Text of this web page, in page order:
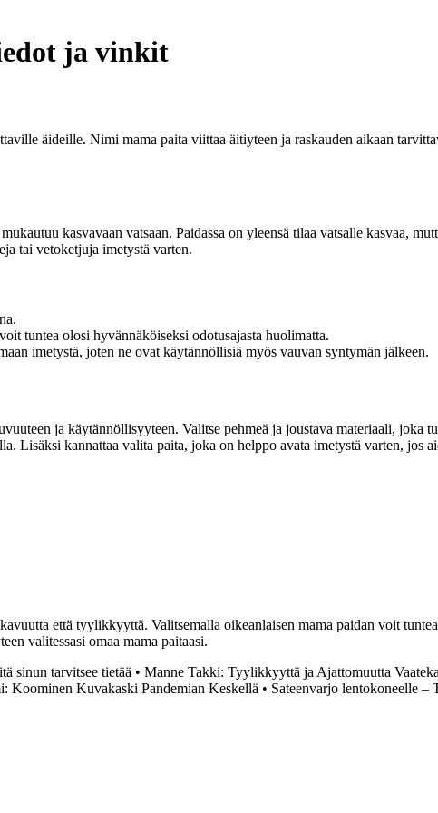
ja vinkit
äideille. Nimi mama paita viittaa äitiyteen ja raskauden aikaan
kasvavaan vatsaan. Paidassa on yleensä tilaa vatsalle kasvaa,
tai vetoketjuja imetystä varten.
tuntea olosi hyvännäköiseksi odotusajasta huolimatta.
imetystä, joten ne ovat käytännöllisiä myös vauvan syntymän jälkeen.
ja käytännöllisyyteen. Valitse pehmeä ja joustava materiaali, joka
Lisäksi kannattaa valita paita, joka on helppo avata imetystä varten, jos
että tyylikkyyttä. Valitsemalla oikeanlaisen mama paidan voit
valitessasi omaa mama paitaasi.
sinun tarvitsee tietää • Manne Takki: Tyylikkyyttä ja Ajattomuutta
Koominen Kuvakaski Pandemian Keskellä • Sateenvarjo lentokoneelle –